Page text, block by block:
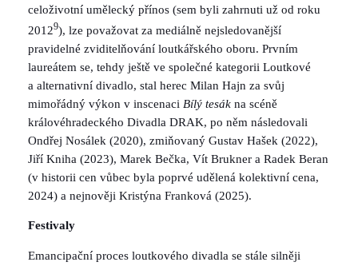
celoživotní umělecký přínos (sem byli zahrnuti už od roku
20129), lze považovat za mediálně nejsledovanější
pravidelné zviditelňování loutkářského oboru. Prvním
laureátem se, tehdy ještě ve společné kategorii Loutkové
a alternativní divadlo, stal herec Milan Hajn za svůj
mimořádný výkon v inscenaci Bílý tesákna scéně
královéhradeckého Divadla DRAK, po něm následovali
Ondřej Nosálek (2020), zmiňovaný Gustav Hašek (2022),
Jiří Kniha (2023), Marek Bečka, Vít Brukner a Radek Beran
(v historii cen vůbec byla poprvé udělená kolektivní cena,
2024) a nejnověji Kristýna Franková (2025).
Festivaly
Emancipační proces loutkového divadla se stále silněji